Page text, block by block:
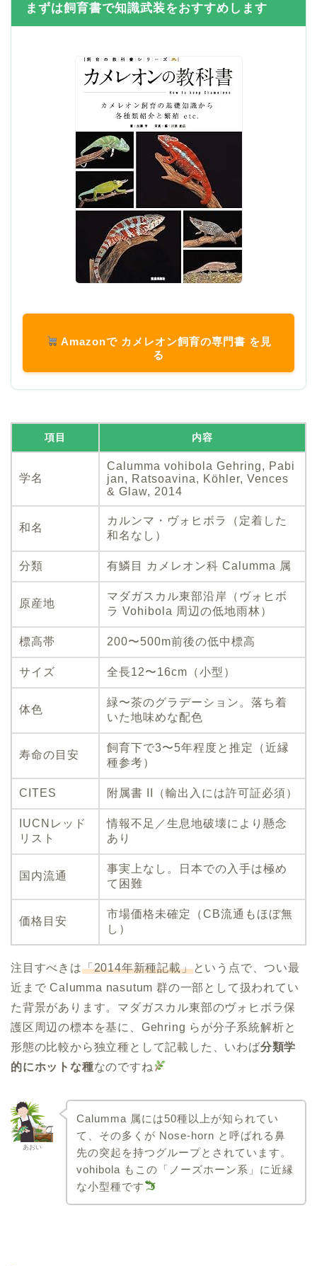
まずは飼育書で知識武装をおすすめします
Amazonで カメレオン飼育の専門書 を見
る
項目 内容
学名
Calumma vohibola Gehring, Pabi
jan, Ratsoavina, Köhler, Vences
& Glaw, 2014
和名
カルンマ・ヴォヒボラ（定着した
和名なし）
分類 有鱗目 カメレオン科 Calumma 属
原産地
マダガスカル東部沿岸（ヴォヒボ
ラ Vohibola 周辺の低地雨林）
標高帯 200〜500m前後の低中標高
サイズ 全長12〜16cm（小型）
体色
緑〜茶のグラデーション。落ち着
いた地味めな配色
寿命の目安
飼育下で3〜5年程度と推定（近縁
種参考）
CITES 附属書 II（輸出入には許可証必須）
IUCNレッド
リスト
情報不足／生息地破壊により懸念
あり
国内流通
事実上なし。日本での入手は極め
て困難
価格目安
市場価格未確定（CB流通もほぼ無
し）
注目すべきは「2014年新種記載」という点で、つい最
近まで Calumma nasutum 群の一部として扱われてい
た背景があります。マダガスカル東部のヴォヒボラ保
護区周辺の標本を基に、Gehring らが分子系統解析と
形態の比較から独立種として記載した、いわば分類学
的にホットな種なのですね
あおい
Calumma 属には50種以上が知られてい
て、その多くが Nose-horn と呼ばれる鼻
先の突起を持つグループとされています。
vohibola もこの「ノーズホーン系」に近縁
な小型種です